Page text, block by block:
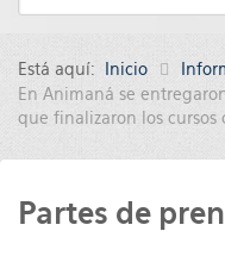
Está aquí: Inicio
En Animaná se
que finalizaron los cursos
Partes de